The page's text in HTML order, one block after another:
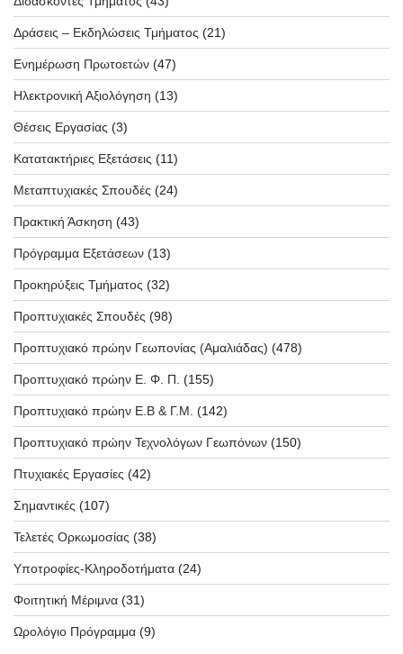
Δράσεις – Εκδηλώσεις Τμήματος (21)
Ενημέρωση Πρωτοετών (47)
Ηλεκτρονική Αξιολόγηση (13)
Θέσεις Εργασίας (3)
Κατατακτήριες Εξετάσεις (11)
Μεταπτυχιακές Σπουδές (24)
Πρακτική Άσκηση (43)
Πρόγραμμα Εξετάσεων (13)
Προκηρύξεις Τμήματος (32)
Προπτυχιακές Σπουδές (98)
Προπτυχιακό πρώην Γεωπονίας (Αμαλιάδας) (478)
Προπτυχιακό πρώην Ε. Φ. Π. (155)
Προπτυχιακό πρώην Ε.Β & Γ.Μ. (142)
Προπτυχιακό πρώην Τεχνολόγων Γεωπόνων (150)
Πτυχιακές Εργασίες (42)
Σημαντικές (107)
Τελετές Ορκωμοσίας (38)
Υποτροφίες-Κληροδοτήματα (24)
Φοιτητική Μέριμνα (31)
Ωρολόγιο Πρόγραμμα (9)